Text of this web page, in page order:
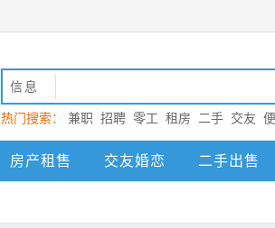
信息
热门搜索： 兼职 招聘 零工 租房 二手 交友
宝鸡
房产租售 交友婚恋 二手出售